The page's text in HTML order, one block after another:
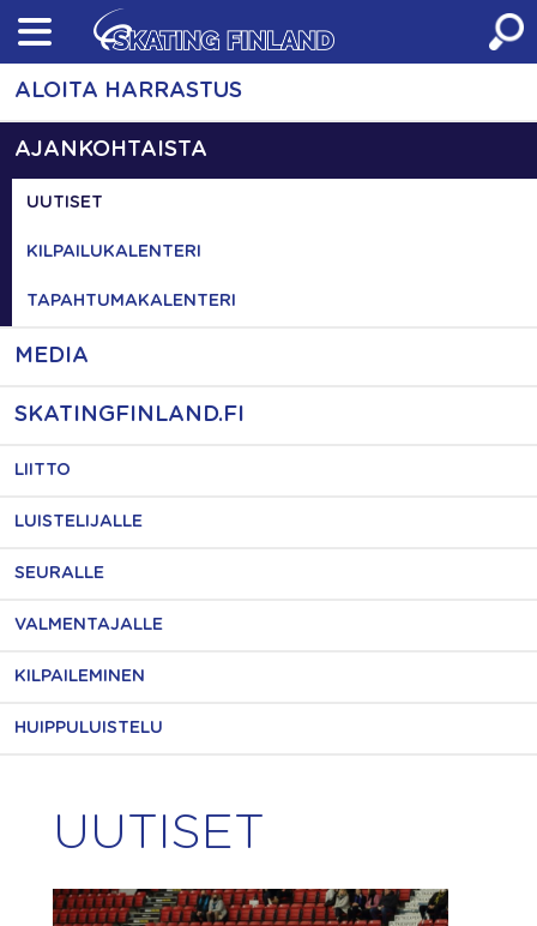
Skip
content
ALOITA HARRASTUS
AJANKOHTAISTA
UUTISET
KILPAILUKALENTERI
TAPAHTUMAKALENTERI
MEDIA
SKATINGFINLAND.FI
LIITTO
LUISTELIJALLE
SEURALLE
VALMENTAJALLE
KILPAILEMINEN
HUIPPULUISTELU
UUTISET